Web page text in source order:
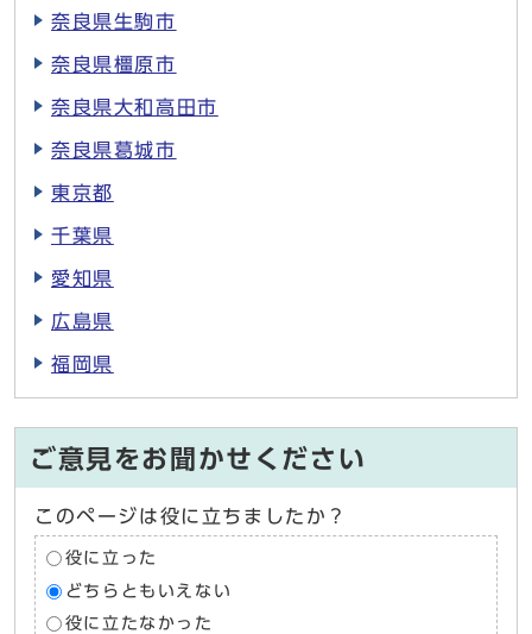
奈良県生駒市
奈良県橿原市
奈良県大和高田市
奈良県葛城市
東京都
千葉県
愛知県
広島県
福岡県
ご意見をお聞かせください
このページは役に立ちましたか？
役に立った
どちらともいえない
役に立たなかった